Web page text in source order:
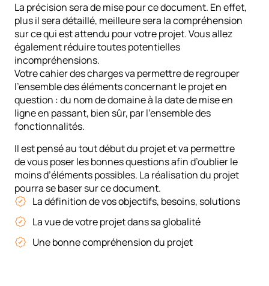
La précision sera de mise pour ce document. En effet,
plus il sera détaillé, meilleure sera la compréhension
sur ce qui est attendu pour votre projet. Vous allez
également réduire toutes potentielles
incompréhensions.
Votre cahier des charges va permettre de regrouper
l’ensemble des éléments concernant le projet en
question : du nom de domaine à la date de mise en
ligne en passant, bien sûr, par l’ensemble des
fonctionnalités.
Il est pensé au tout début du projet et va permettre
de vous poser les bonnes questions afin d’oublier le
moins d’éléments possibles. La réalisation du projet
pourra se baser sur ce document.
La définition de vos objectifs, besoins, solutions
La vue de votre projet dans sa globalité
Une bonne compréhension du projet